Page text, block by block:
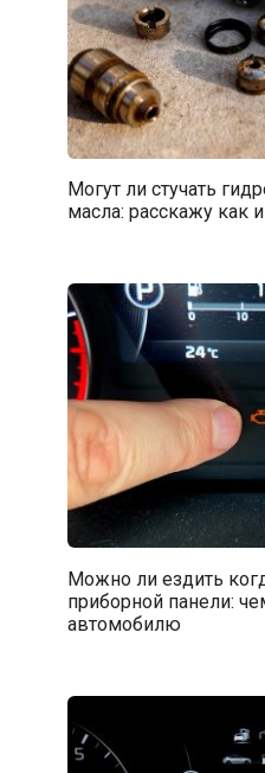
Могут ли стучать
масла: расскажу как
Можно ли ездить
приборной панели:
автомобилю